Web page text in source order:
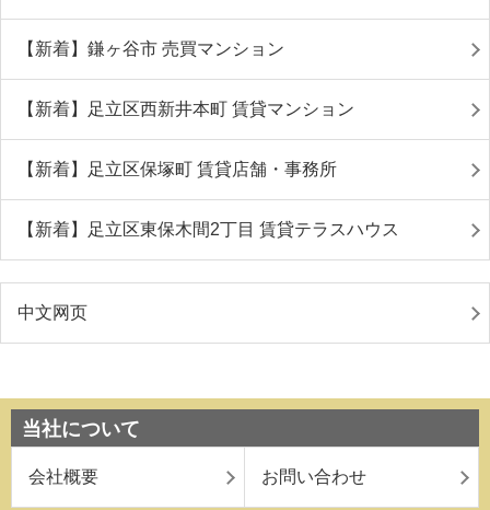
【新着】鎌ヶ谷市 売買マンション
【新着】足立区西新井本町 賃貸マンション
【新着】足立区保塚町 賃貸店舗・事務所
【新着】足立区東保木間2丁目 賃貸テラスハウス
中文网页
当社について
会社概要 お問い合わせ